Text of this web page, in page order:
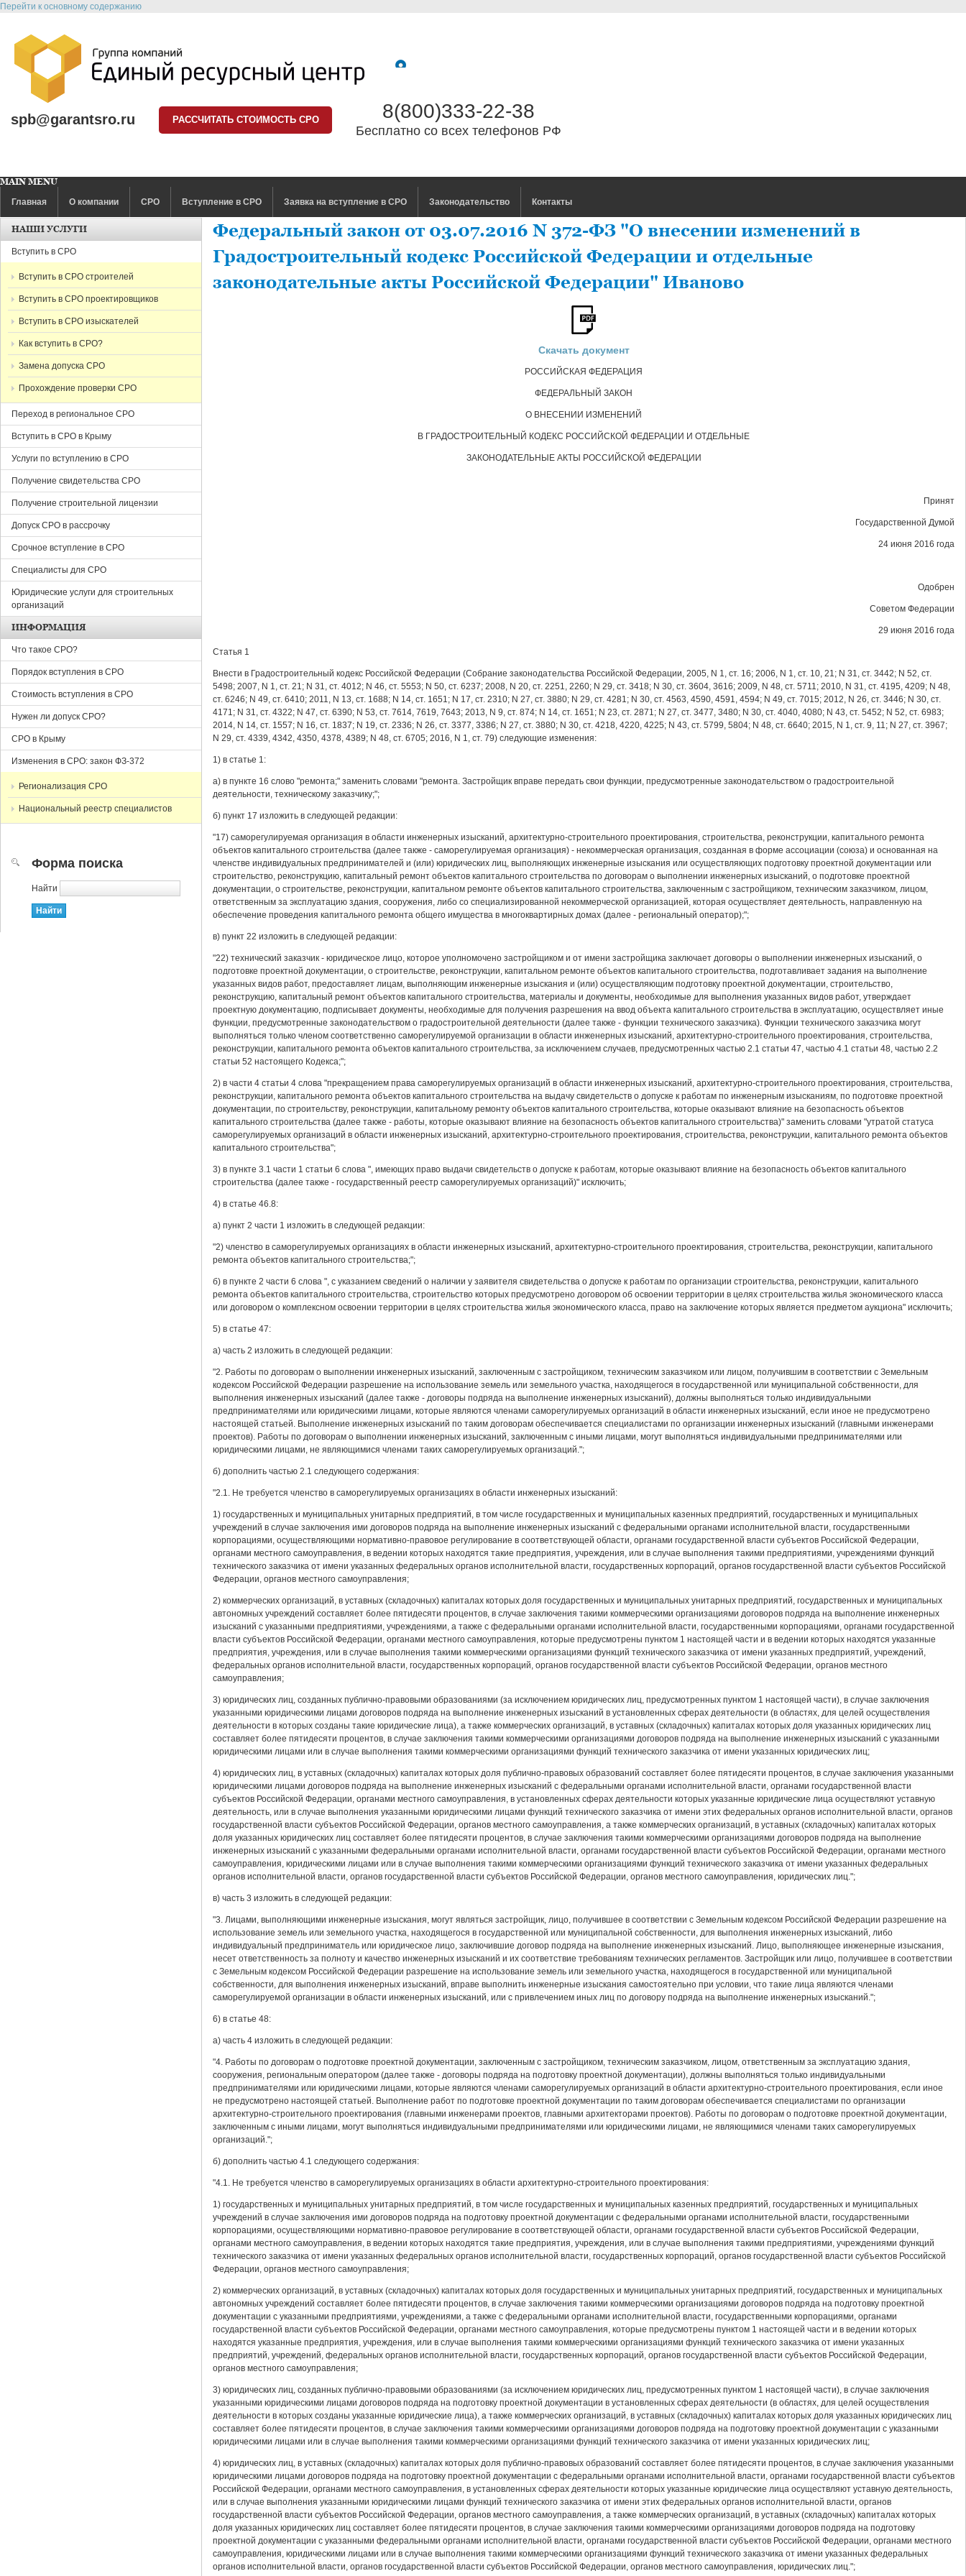
Перейти к основному содержанию
spb@garantsro.ru РАССЧИТАТЬ СТОИМОСТЬ СРО 8(800)333-22-38
Бесплатно со всех телефонов РФ
MAIN MENU
Главная
О компании СРО Вступление в СРО Заявка на вступление в СРО Законодательство Контакты
Федеральный закон от 03.07.2016 N 372-ФЗ "О внесении изменений в
Градостроительный кодекс Российской Федерации и отдельные
законодательные акты Российской Федерации" Иваново
Скачать документ
РОССИЙСКАЯ ФЕДЕРАЦИЯ
ФЕДЕРАЛЬНЫЙ ЗАКОН
О ВНЕСЕНИИ ИЗМЕНЕНИЙ
В ГРАДОСТРОИТЕЛЬНЫЙ КОДЕКС РОССИЙСКОЙ ФЕДЕРАЦИИ И ОТДЕЛЬНЫЕ
ЗАКОНОДАТЕЛЬНЫЕ АКТЫ РОССИЙСКОЙ ФЕДЕРАЦИИ
Принят
Государственной Думой
24 июня 2016 года
Одобрен
Советом Федерации
29 июня 2016 года
Статья 1
Внести в Градостроительный кодекс Российской Федерации (Собрание законодательства Российской Федерации, 2005, N 1, ст. 16; 2006, N 1, ст. 10, 21; N 31, ст. 3442; N 52, ст.
5498; 2007, N 1, ст. 21; N 31, ст. 4012; N 46, ст. 5553; N 50, ст. 6237; 2008, N 20, ст. 2251, 2260; N 29, ст. 3418; N 30, ст. 3604, 3616; 2009, N 48, ст. 5711; 2010, N 31, ст. 4195, 4209; N 48,
ст. 6246; N 49, ст. 6410; 2011, N 13, ст. 1688; N 14, ст. 1651; N 17, ст. 2310; N 27, ст. 3880; N 29, ст. 4281; N 30, ст. 4563, 4590, 4591, 4594; N 49, ст. 7015; 2012, N 26, ст. 3446; N 30, ст.
4171; N 31, ст. 4322; N 47, ст. 6390; N 53, ст. 7614, 7619, 7643; 2013, N 9, ст. 874; N 14, ст. 1651; N 23, ст. 2871; N 27, ст. 3477, 3480; N 30, ст. 4040, 4080; N 43, ст. 5452; N 52, ст. 6983;
2014, N 14, ст. 1557; N 16, ст. 1837; N 19, ст. 2336; N 26, ст. 3377, 3386; N 27, ст. 3880; N 30, ст. 4218, 4220, 4225; N 43, ст. 5799, 5804; N 48, ст. 6640; 2015, N 1, ст. 9, 11; N 27, ст. 3967;
N 29, ст. 4339, 4342, 4350, 4378, 4389; N 48, ст. 6705; 2016, N 1, ст. 79) следующие изменения:
1) в статье 1:
а) в пункте 16 слово "ремонта;" заменить словами "ремонта. Застройщик вправе передать свои функции, предусмотренные законодательством о градостроительной
деятельности, техническому заказчику;";
б) пункт 17 изложить в следующей редакции:
"17) саморегулируемая организация в области инженерных изысканий, архитектурно-строительного проектирования, строительства, реконструкции, капитального ремонта
объектов капитального строительства (далее также - саморегулируемая организация) - некоммерческая организация, созданная в форме ассоциации (союза) и основанная на
членстве индивидуальных предпринимателей и (или) юридических лиц, выполняющих инженерные изыскания или осуществляющих подготовку проектной документации или
строительство, реконструкцию, капитальный ремонт объектов капитального строительства по договорам о выполнении инженерных изысканий, о подготовке проектной
документации, о строительстве, реконструкции, капитальном ремонте объектов капитального строительства, заключенным с застройщиком, техническим заказчиком, лицом,
ответственным за эксплуатацию здания, сооружения, либо со специализированной некоммерческой организацией, которая осуществляет деятельность, направленную на
обеспечение проведения капитального ремонта общего имущества в многоквартирных домах (далее - региональный оператор);";
в) пункт 22 изложить в следующей редакции:
"22) технический заказчик - юридическое лицо, которое уполномочено застройщиком и от имени застройщика заключает договоры о выполнении инженерных изысканий, о
подготовке проектной документации, о строительстве, реконструкции, капитальном ремонте объектов капитального строительства, подготавливает задания на выполнение
указанных видов работ, предоставляет лицам, выполняющим инженерные изыскания и (или) осуществляющим подготовку проектной документации, строительство,
реконструкцию, капитальный ремонт объектов капитального строительства, материалы и документы, необходимые для выполнения указанных видов работ, утверждает
проектную документацию, подписывает документы, необходимые для получения разрешения на ввод объекта капитального строительства в эксплуатацию, осуществляет иные
функции, предусмотренные законодательством о градостроительной деятельности (далее также - функции технического заказчика). Функции технического заказчика могут
выполняться только членом соответственно саморегулируемой организации в области инженерных изысканий, архитектурно-строительного проектирования, строительства,
реконструкции, капитального ремонта объектов капитального строительства, за исключением случаев, предусмотренных частью 2.1 статьи 47, частью 4.1 статьи 48, частью 2.2
статьи 52 настоящего Кодекса;";
2) в части 4 статьи 4 слова "прекращением права саморегулируемых организаций в области инженерных изысканий, архитектурно-строительного проектирования, строительства,
реконструкции, капитального ремонта объектов капитального строительства на выдачу свидетельств о допуске к работам по инженерным изысканиям, по подготовке проектной
документации, по строительству, реконструкции, капитальному ремонту объектов капитального строительства, которые оказывают влияние на безопасность объектов
капитального строительства (далее также - работы, которые оказывают влияние на безопасность объектов капитального строительства)" заменить словами "утратой статуса
саморегулируемых организаций в области инженерных изысканий, архитектурно-строительного проектирования, строительства, реконструкции, капитального ремонта объектов
капитального строительства";
3) в пункте 3.1 части 1 статьи 6 слова ", имеющих право выдачи свидетельств о допуске к работам, которые оказывают влияние на безопасность объектов капитального
строительства (далее также - государственный реестр саморегулируемых организаций)" исключить;
4) в статье 46.8:
а) пункт 2 части 1 изложить в следующей редакции:
"2) членство в саморегулируемых организациях в области инженерных изысканий, архитектурно-строительного проектирования, строительства, реконструкции, капитального
ремонта объектов капитального строительства;";
б) в пункте 2 части 6 слова ", с указанием сведений о наличии у заявителя свидетельства о допуске к работам по организации строительства, реконструкции, капитального
ремонта объектов капитального строительства, строительство которых предусмотрено договором об освоении территории в целях строительства жилья экономического класса
или договором о комплексном освоении территории в целях строительства жилья экономического класса, право на заключение которых является предметом аукциона" исключить;
5) в статье 47:
а) часть 2 изложить в следующей редакции:
"2. Работы по договорам о выполнении инженерных изысканий, заключенным с застройщиком, техническим заказчиком или лицом, получившим в соответствии с Земельным
кодексом Российской Федерации разрешение на использование земель или земельного участка, находящегося в государственной или муниципальной собственности, для
выполнения инженерных изысканий (далее также - договоры подряда на выполнение инженерных изысканий), должны выполняться только индивидуальными
предпринимателями или юридическими лицами, которые являются членами саморегулируемых организаций в области инженерных изысканий, если иное не предусмотрено
настоящей статьей. Выполнение инженерных изысканий по таким договорам обеспечивается специалистами по организации инженерных изысканий (главными инженерами
проектов). Работы по договорам о выполнении инженерных изысканий, заключенным с иными лицами, могут выполняться индивидуальными предпринимателями или
юридическими лицами, не являющимися членами таких саморегулируемых организаций.";
б) дополнить частью 2.1 следующего содержания:
"2.1. Не требуется членство в саморегулируемых организациях в области инженерных изысканий:
1) государственных и муниципальных унитарных предприятий, в том числе государственных и муниципальных казенных предприятий, государственных и муниципальных
учреждений в случае заключения ими договоров подряда на выполнение инженерных изысканий с федеральными органами исполнительной власти, государственными
корпорациями, осуществляющими нормативно-правовое регулирование в соответствующей области, органами государственной власти субъектов Российской Федерации,
органами местного самоуправления, в ведении которых находятся такие предприятия, учреждения, или в случае выполнения такими предприятиями, учреждениями функций
технического заказчика от имени указанных федеральных органов исполнительной власти, государственных корпораций, органов государственной власти субъектов Российской
Федерации, органов местного самоуправления;
2) коммерческих организаций, в уставных (складочных) капиталах которых доля государственных и муниципальных унитарных предприятий, государственных и муниципальных
автономных учреждений составляет более пятидесяти процентов, в случае заключения такими коммерческими организациями договоров подряда на выполнение инженерных
изысканий с указанными предприятиями, учреждениями, а также с федеральными органами исполнительной власти, государственными корпорациями, органами государственной
власти субъектов Российской Федерации, органами местного самоуправления, которые предусмотрены пунктом 1 настоящей части и в ведении которых находятся указанные
предприятия, учреждения, или в случае выполнения такими коммерческими организациями функций технического заказчика от имени указанных предприятий, учреждений,
федеральных органов исполнительной власти, государственных корпораций, органов государственной власти субъектов Российской Федерации, органов местного
самоуправления;
3) юридических лиц, созданных публично-правовыми образованиями (за исключением юридических лиц, предусмотренных пунктом 1 настоящей части), в случае заключения
указанными юридическими лицами договоров подряда на выполнение инженерных изысканий в установленных сферах деятельности (в областях, для целей осуществления
деятельности в которых созданы такие юридические лица), а также коммерческих организаций, в уставных (складочных) капиталах которых доля указанных юридических лиц
составляет более пятидесяти процентов, в случае заключения такими коммерческими организациями договоров подряда на выполнение инженерных изысканий с указанными
юридическими лицами или в случае выполнения такими коммерческими организациями функций технического заказчика от имени указанных юридических лиц;
4) юридических лиц, в уставных (складочных) капиталах которых доля публично-правовых образований составляет более пятидесяти процентов, в случае заключения указанными
юридическими лицами договоров подряда на выполнение инженерных изысканий с федеральными органами исполнительной власти, органами государственной власти
субъектов Российской Федерации, органами местного самоуправления, в установленных сферах деятельности которых указанные юридические лица осуществляют уставную
деятельность, или в случае выполнения указанными юридическими лицами функций технического заказчика от имени этих федеральных органов исполнительной власти, органов
государственной власти субъектов Российской Федерации, органов местного самоуправления, а также коммерческих организаций, в уставных (складочных) капиталах которых
доля указанных юридических лиц составляет более пятидесяти процентов, в случае заключения такими коммерческими организациями договоров подряда на выполнение
инженерных изысканий с указанными федеральными органами исполнительной власти, органами государственной власти субъектов Российской Федерации, органами местного
самоуправления, юридическими лицами или в случае выполнения такими коммерческими организациями функций технического заказчика от имени указанных федеральных
органов исполнительной власти, органов государственной власти субъектов Российской Федерации, органов местного самоуправления, юридических лиц.";
в) часть 3 изложить в следующей редакции:
"3. Лицами, выполняющими инженерные изыскания, могут являться застройщик, лицо, получившее в соответствии с Земельным кодексом Российской Федерации разрешение на
использование земель или земельного участка, находящегося в государственной или муниципальной собственности, для выполнения инженерных изысканий, либо
индивидуальный предприниматель или юридическое лицо, заключившие договор подряда на выполнение инженерных изысканий. Лицо, выполняющее инженерные изыскания,
несет ответственность за полноту и качество инженерных изысканий и их соответствие требованиям технических регламентов. Застройщик или лицо, получившее в соответствии
с Земельным кодексом Российской Федерации разрешение на использование земель или земельного участка, находящегося в государственной или муниципальной
собственности, для выполнения инженерных изысканий, вправе выполнить инженерные изыскания самостоятельно при условии, что такие лица являются членами
саморегулируемой организации в области инженерных изысканий, или с привлечением иных лиц по договору подряда на выполнение инженерных изысканий.";
6) в статье 48:
а) часть 4 изложить в следующей редакции:
"4. Работы по договорам о подготовке проектной документации, заключенным с застройщиком, техническим заказчиком, лицом, ответственным за эксплуатацию здания,
сооружения, региональным оператором (далее также - договоры подряда на подготовку проектной документации), должны выполняться только индивидуальными
предпринимателями или юридическими лицами, которые являются членами саморегулируемых организаций в области архитектурно-строительного проектирования, если иное
не предусмотрено настоящей статьей. Выполнение работ по подготовке проектной документации по таким договорам обеспечивается специалистами по организации
архитектурно-строительного проектирования (главными инженерами проектов, главными архитекторами проектов). Работы по договорам о подготовке проектной документации,
заключенным с иными лицами, могут выполняться индивидуальными предпринимателями или юридическими лицами, не являющимися членами таких саморегулируемых
организаций.";
б) дополнить частью 4.1 следующего содержания:
"4.1. Не требуется членство в саморегулируемых организациях в области архитектурно-строительного проектирования:
1) государственных и муниципальных унитарных предприятий, в том числе государственных и муниципальных казенных предприятий, государственных и муниципальных
учреждений в случае заключения ими договоров подряда на подготовку проектной документации с федеральными органами исполнительной власти, государственными
корпорациями, осуществляющими нормативно-правовое регулирование в соответствующей области, органами государственной власти субъектов Российской Федерации,
органами местного самоуправления, в ведении которых находятся такие предприятия, учреждения, или в случае выполнения такими предприятиями, учреждениями функций
технического заказчика от имени указанных федеральных органов исполнительной власти, государственных корпораций, органов государственной власти субъектов Российской
Федерации, органов местного самоуправления;
2) коммерческих организаций, в уставных (складочных) капиталах которых доля государственных и муниципальных унитарных предприятий, государственных и муниципальных
автономных учреждений составляет более пятидесяти процентов, в случае заключения такими коммерческими организациями договоров подряда на подготовку проектной
документации с указанными предприятиями, учреждениями, а также с федеральными органами исполнительной власти, государственными корпорациями, органами
государственной власти субъектов Российской Федерации, органами местного самоуправления, которые предусмотрены пунктом 1 настоящей части и в ведении которых
находятся указанные предприятия, учреждения, или в случае выполнения такими коммерческими организациями функций технического заказчика от имени указанных
предприятий, учреждений, федеральных органов исполнительной власти, государственных корпораций, органов государственной власти субъектов Российской Федерации,
органов местного самоуправления;
3) юридических лиц, созданных публично-правовыми образованиями (за исключением юридических лиц, предусмотренных пунктом 1 настоящей части), в случае заключения
указанными юридическими лицами договоров подряда на подготовку проектной документации в установленных сферах деятельности (в областях, для целей осуществления
деятельности в которых созданы указанные юридические лица), а также коммерческих организаций, в уставных (складочных) капиталах которых доля указанных юридических лиц
составляет более пятидесяти процентов, в случае заключения такими коммерческими организациями договоров подряда на подготовку проектной документации с указанными
юридическими лицами или в случае выполнения такими коммерческими организациями функций технического заказчика от имени указанных юридических лиц;
4) юридических лиц, в уставных (складочных) капиталах которых доля публично-правовых образований составляет более пятидесяти процентов, в случае заключения указанными
юридическими лицами договоров подряда на подготовку проектной документации с федеральными органами исполнительной власти, органами государственной власти субъектов
Российской Федерации, органами местного самоуправления, в установленных сферах деятельности которых указанные юридические лица осуществляют уставную деятельность,
или в случае выполнения указанными юридическими лицами функций технического заказчика от имени этих федеральных органов исполнительной власти, органов
государственной власти субъектов Российской Федерации, органов местного самоуправления, а также коммерческих организаций, в уставных (складочных) капиталах которых
доля указанных юридических лиц составляет более пятидесяти процентов, в случае заключения такими коммерческими организациями договоров подряда на подготовку
проектной документации с указанными федеральными органами исполнительной власти, органами государственной власти субъектов Российской Федерации, органами местного
самоуправления, юридическими лицами или в случае выполнения такими коммерческими организациями функций технического заказчика от имени указанных федеральных
органов исполнительной власти, органов государственной власти субъектов Российской Федерации, органов местного самоуправления, юридических лиц.";
НАШИ УСЛУГИ
Вступить в СРО
Вступить в СРО строителей
Вступить в СРО проектировщиков
Вступить в СРО изыскателей
Как вступить в СРО?
Замена допуска СРО
Прохождение проверки СРО
Переход в региональное СРО
Вступить в СРО в Крыму
Услуги по вступлению в СРО
Получение свидетельства СРО
Получение строительной лицензии
Допуск СРО в рассрочку
Срочное вступление в СРО
Специалисты для СРО
Юридические услуги для строительных
организаций
ИНФОРМАЦИЯ
Что такое СРО?
Порядок вступления в СРО
Стоимость вступления в СРО
Нужен ли допуск СРО?
СРО в Крыму
Изменения в СРО: закон ФЗ-372
Регионализация СРО
Национальный реестр специалистов
Форма поиска
Найти